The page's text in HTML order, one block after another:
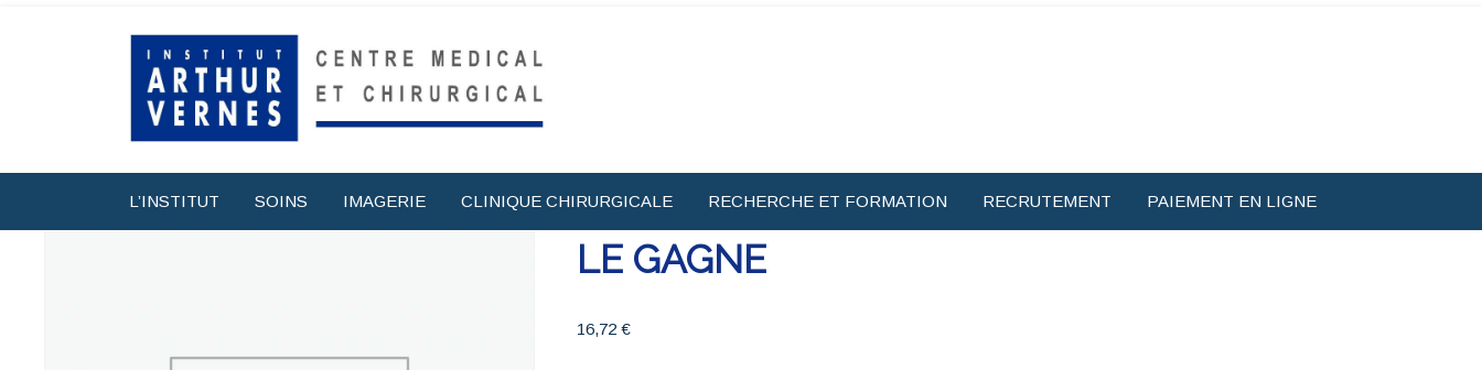
L’INSTITUT SOINS IMAGERIE CLINIQUE CHIRURGICALE RECHERCHE ET FORMATION RECRUTEMENT PAIEMENT EN LIGNE
LE GAGNE
16,72 €